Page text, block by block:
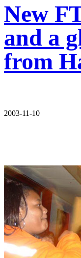
New
and a
from
2003-11-10